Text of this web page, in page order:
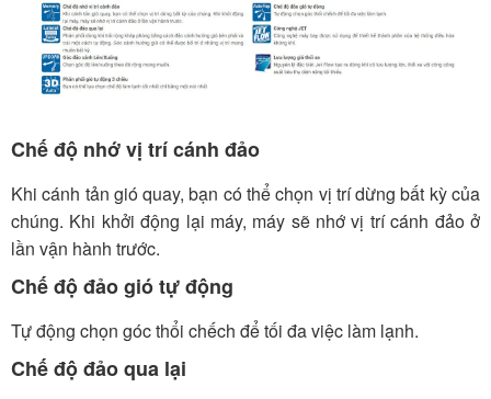
Chế độ nhớ vị trí cánh đảo
Khi cánh tản gió quay, bạn có thể chọn vị trí dừng bất kỳ của
chúng. Khi khởi động lại máy, máy sẽ nhớ vị trí cánh đảo ở
lần vận hành trước.
Chế độ đảo gió tự động
Tự động chọn góc thổi chếch để tối đa việc làm lạnh.
Chế độ đảo qua lại